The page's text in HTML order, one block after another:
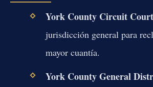
York County Circuit Court
jurisdicción general para
mayor cuantía.
York County General